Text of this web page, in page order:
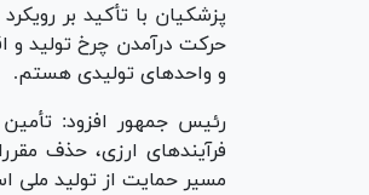
پزشکیان با تأکید بر
حرکت درآمدن چرخ تولید و
و واحد‌های تولیدی هستم.
رئیس جمهور افزود:
فرآیند‌های ارزی، حذف
مسیر حمایت از تولید ملی